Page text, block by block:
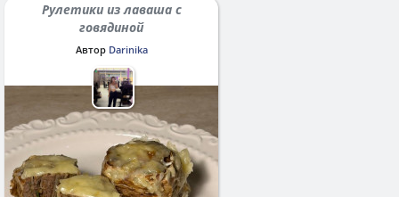
Рулетики из лаваша с
говядиной
Автор Darinika